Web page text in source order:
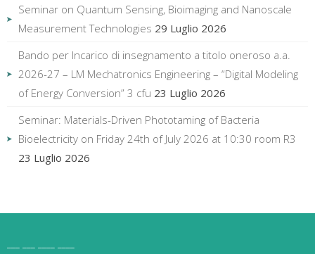
Seminar on Quantum Sensing, Bioimaging and Nanoscale
Measurement Technologies 29 Luglio 2026
Bando per Incarico di insegnamento a titolo oneroso a.a.
2026-27 – LM Mechatronics Engineering – “Digital Modeling
of Energy Conversion” 3 cfu 23 Luglio 2026
Seminar: Materials-Driven Phototaming of Bacteria
Bioelectricity on Friday 24th of July 2026 at 10:30 room R3
23 Luglio 2026